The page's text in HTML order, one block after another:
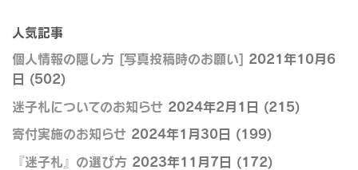
人気記事
個人情報の隠し方 [写真投稿時のお願い] 2021年10月6
日 (502)
迷子札についてのお知らせ 2024年2月1日 (215)
寄付実施のお知らせ 2024年1月30日 (199)
『迷子札』の選び方 2023年11月7日 (172)